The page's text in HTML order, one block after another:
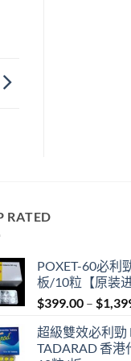
RATED
POXET-60必利
板/10粒【原装进
$399.00 – $
超級雙效必利勁
TADARAD 香港